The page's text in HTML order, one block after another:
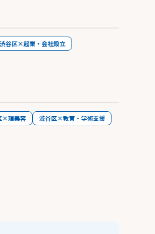
渋谷区×起業・会社設立
×理美容
渋谷区×教育・学術支援